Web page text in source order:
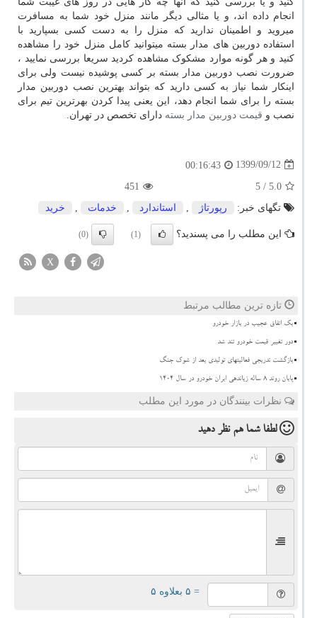
انجام داده اند، و یا مثالی دیگر مانند منزل خود شما به مسافرت
میروید و اطمینان ندارید که منزل را به دست کسی بسپارید با
استفاده دوربین های مدار بسته میتوانید کامل منزل خود را مشاهده
کنید و هر گونه موارد مشکوک مشاهده کردید سریعا بررسی نمایید ،
ضرورت نصب دوربین مدار بسته بر کسی پوشیده نیست ولی برای
اینکار شما نیاز به کسی دارید که بتواند بهترین نصب دوربین مدار
بسته را برای شما انجام دهد، این یعنی پیدا کردن بهرترین تیم برای
نصب و قیمت دوربین مدار بسته دارای تخصص در تهران.
1399/09/12
00:16:43
5.0
/ 5
451
تگهای خبر:
رپورتاژ , استاندارد , خدمات , خرید
این مطلب را می پسندید؟ (1)
(0)
X
تازه ترین مطالب مرتبط
بک اتفاق عجیب در بازار خودرو
دور تغییر قیمت خودرو تند شد
بازگشت تدریجی فعالیتهای تولیدی بعد از شوک جنگ
پایان روند ۸ ساله زیاندهی ایران خودرو در سال ۱۴۰۴
نظرات بینندگان در مورد این مطلب
لطفا شما همنظر دهید
= ۵ بعلاوه ۵